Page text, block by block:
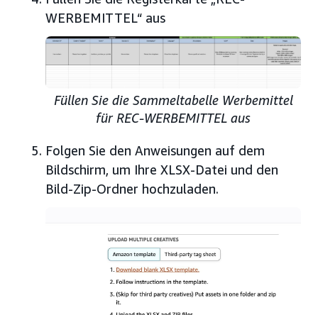
WERBEMITTEL“ aus
Füllen Sie die Sammeltabelle Werbemittel
für REC-WERBEMITTEL aus
Folgen Sie den Anweisungen auf dem
Bildschirm, um Ihre XLSX-Datei und den
Bild-Zip-Ordner hochzuladen.